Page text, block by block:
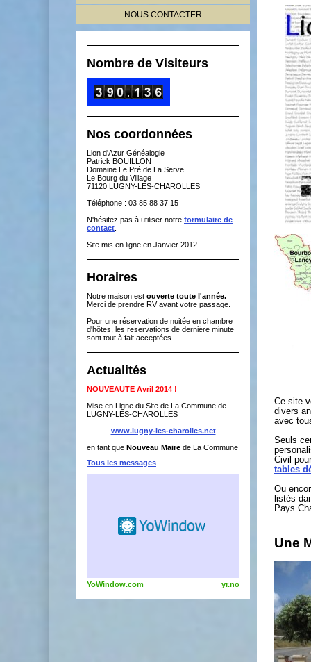
NOUS CONTACTER
Nombre de Visiteurs
Nos coordonnées
Lion d'Azur Généalogie
Patrick BOUILLON
Domaine Le Pré de La Serve
Le Bourg du Village
71120 LUGNY-LES-CHAROLLES
Téléphone : 03 85 88 37 15
N'hésitez pas à utiliser notre formulaire de
contact
Site mis en ligne en Janvier 2012
Horaires
Notre maison est ouverte toute l'année.
Merci de prendre RV avant votre passage.
Pour une réservation de nuitée en chambre
d'hôtes, les reservations de dernière minute
sont tout à fait acceptées.
Actualités
NOUVEAUTE Avril 2014 !
Mise en Ligne du Site de La Commune de
LUGNY-LES-CHAROLLES
www.lugny-les-charolles.net
en tant que Nouveau Maire de La Commune
Tous les messages
YoWindow.com yr.no
Ce site
divers
avec
Seuls
Civil
tables
Ou
listés
Pays
Une